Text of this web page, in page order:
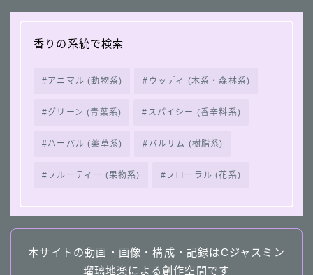
香りの系統で検索
アニマル (動物系) ウッディ (木系・森林系)
グリーン (青葉系) スパイシー (香辛料系)
ハーバル (薬草系) バルサム (樹脂系)
フルーティー (果物系) フローラル (花系)
本サイトの動画・画像・構成・記録はCジャスミン
瑠璃地楽による創作空間です